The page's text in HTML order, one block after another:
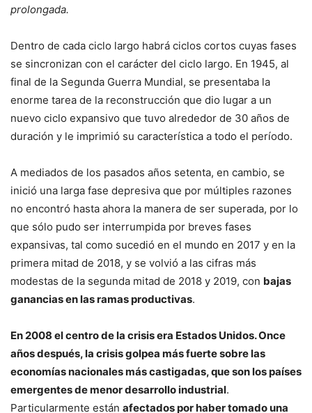
prolongada.
Dentro de cada ciclo largo habrá ciclos cortos cuyas fases
se sincronizan con el carácter del ciclo largo. En 1945, al
final de la Segunda Guerra Mundial, se presentaba la
enorme tarea de la reconstrucción que dio lugar a un
nuevo ciclo expansivo que tuvo alrededor de 30 años de
duración y le imprimió su característica a todo el período.
A mediados de los pasados años setenta, en cambio, se
inició una larga fase depresiva que por múltiples razones
no encontró hasta ahora la manera de ser superada, por lo
que sólo pudo ser interrumpida por breves fases
expansivas, tal como sucedió en el mundo en 2017 y en la
primera mitad de 2018, y se volvió a las cifras más
modestas de la segunda mitad de 2018 y 2019, con bajas
ganancias en las ramas productivas.
En 2008 el centro de la crisis era Estados Unidos. Once
años después, la crisis golpea más fuerte sobre las
economías nacionales más castigadas, que son los países
emergentes de menor desarrollo industrial.
Particularmente están afectados por haber tomado una